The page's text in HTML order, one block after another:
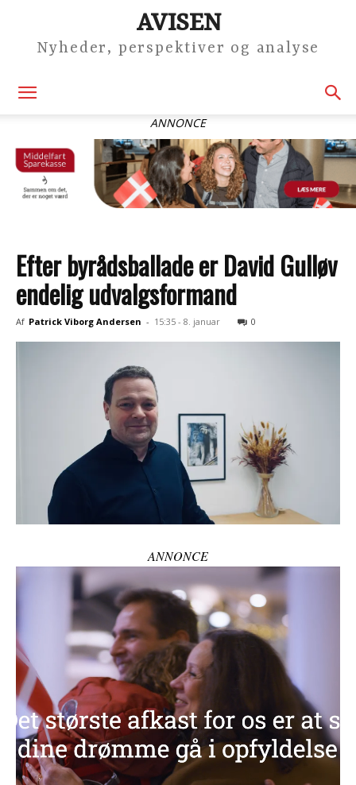
AVISEN
Nyheder, perspektiver og analyse
ANNONCE
Efter byrådsballade er David Gulløv
endelig udvalgsformand
Af Patrick Viborg Andersen - 15:35 - 8. januar 0
ANNONCE